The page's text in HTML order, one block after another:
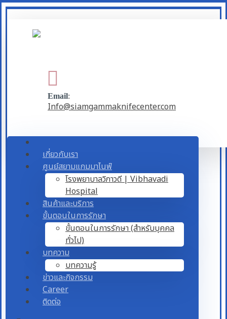
Email:
Info@siamgammaknifecenter.com
เกี่ยวกับเรา
ศูนย์สยามแกมมาไนฟ์
โรงพยาบาลวิภาวดี | Vibhavadi
Hospital
สินค้าและบริการ
ขั้นตอนในการรักษา
ขั้นตอนในการรักษา (สำหรับบุคคล
ทั่วไป)
บทความ
บทความรู้
ข่าวและกิจกรรม
Career
ติดต่อ